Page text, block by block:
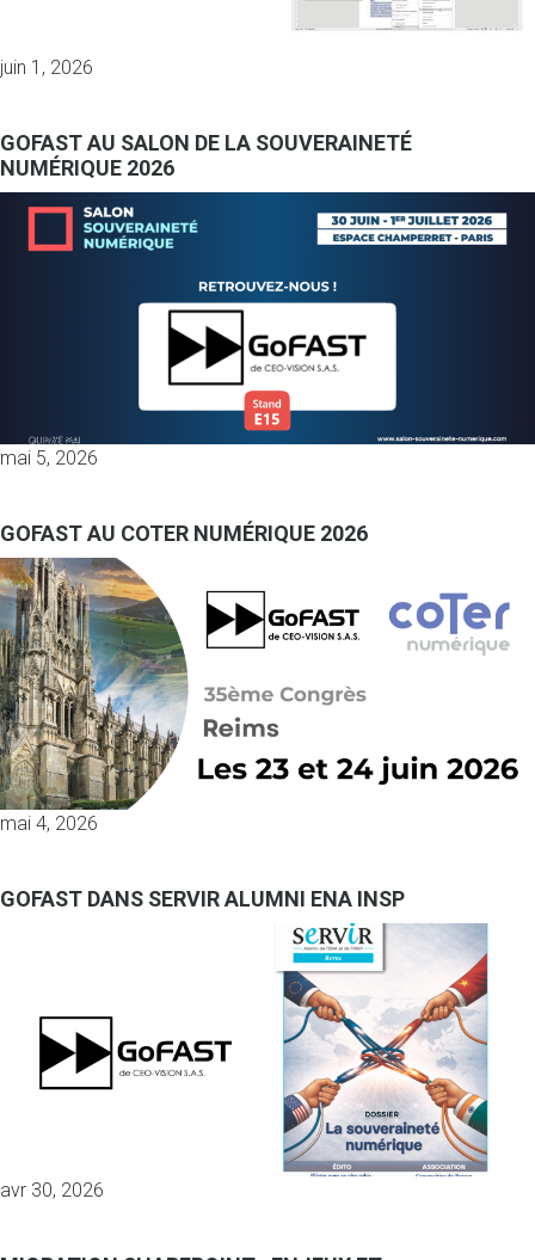
juin 1, 2026
GOFAST AU SALON DE LA SOUVERAINETÉ
NUMÉRIQUE 2026
mai 5, 2026
GOFAST AU COTER NUMÉRIQUE 2026
mai 4, 2026
GOFAST DANS SERVIR ALUMNI ENA INSP
avr 30, 2026